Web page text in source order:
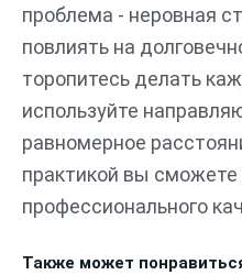
проблема - неровная
повлиять на
торопитесь делать
используйте
равномерное
практикой вы
профессионального
Также может